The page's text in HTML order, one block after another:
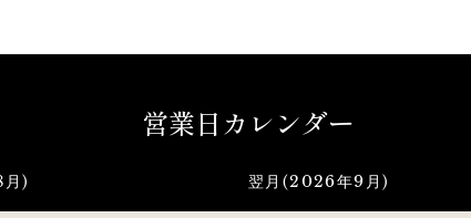
営業日カレンダー
) 翌月(2026年9月)